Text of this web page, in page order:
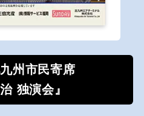
州市民寄席
独演会』